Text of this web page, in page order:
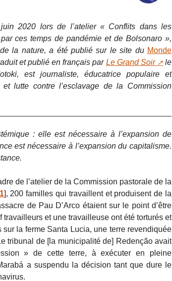
2020 lors de l’atelier « Conflits dans les
ces temps de pandémie et de Bolsonaro »,
la nature, a été publié sur le site du Monde
et publié en français par Le Grand Soir
le
est journaliste, éducatrice populaire et
lutte contre l’esclavage de la Commission
: elle est nécessaire à l’expansion de
est nécessaire à l’expansion du capitalisme.
de l’atelier de la Commission pastorale de la
], 200 familles qui travaillent et produisent de la
de Pau D’Arco étaient sur le point d’être
et une travailleuse ont été torturés et
la ferme Santa Lucia, une terre revendiquée
tribunal de [la municipalité de] Redenção avait
» de cette terre, à exécuter en pleine
a suspendu la décision tant que dure le